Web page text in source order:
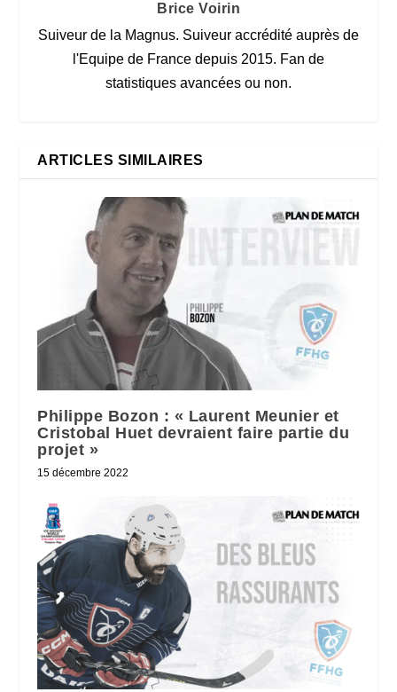
Brice Voirin
Suiveur de la Magnus. Suiveur accrédité auprès de
l'Equipe de France depuis 2015. Fan de
statistiques avancées ou non.
ARTICLES SIMILAIRES
Philippe Bozon : « Laurent Meunier et
Cristobal Huet devraient faire partie du
projet »
15 décembre 2022